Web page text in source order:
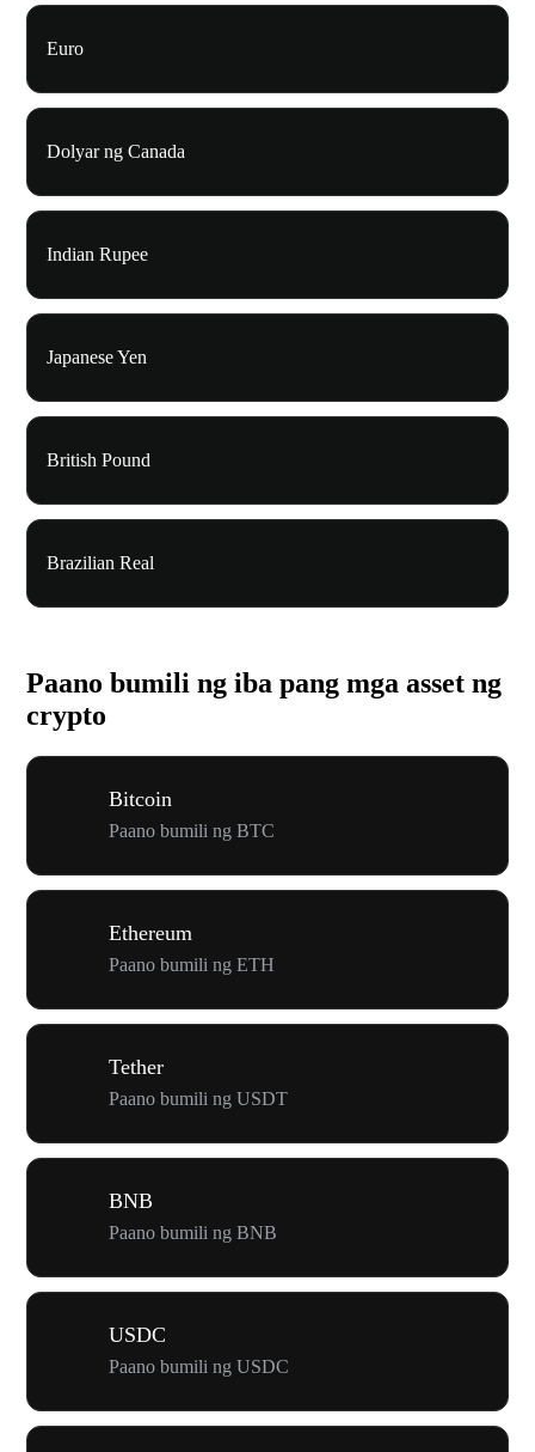
Euro
Dolyar ng Canada
Indian Rupee
Japanese Yen
British Pound
Brazilian Real
Paano bumili ng iba pang mga asset ng
crypto
Bitcoin
Paano bumili ng BTC
Ethereum
Paano bumili ng ETH
Tether
Paano bumili ng USDT
BNB
Paano bumili ng BNB
USDC
Paano bumili ng USDC